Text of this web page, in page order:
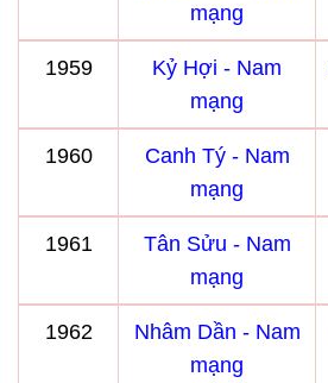
mạng
1959
Kỷ Hợi - Nam
mạng
1960
Canh Tý - Nam
mạng
1961
Tân Sửu - Nam
mạng
1962
Nhâm Dần - Nam
mạng